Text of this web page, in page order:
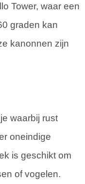
Tower, waar een
graden kan
kanonnen zijn
waarbij rust
oneindige
is geschikt om
of vogelen.